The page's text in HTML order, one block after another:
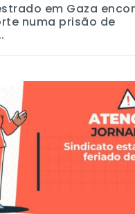
em Gaza
numa prisão de
no feriado de 9 de julho